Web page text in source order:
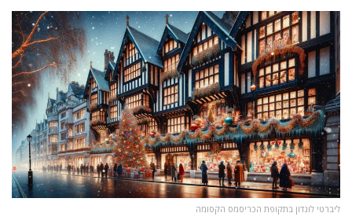
ליברטי לונדון בתקופת הכריסמס הקסומה